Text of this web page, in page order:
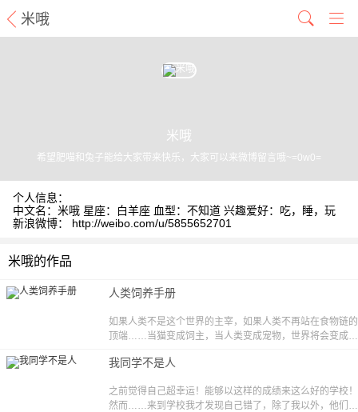
米哦
米哦
希望肥喵和兔子能给大家带来快乐，大家可以来微博留言哦~=0w0=
个人信息：
中文名：米哦 星座：白羊座 血型：不知道 兴趣爱好：吃，睡，玩
新浪微博： http://weibo.com/u/5855652701
米哦的作品
人类饲养手册
如果人类不是这个世界的主宰，如果人类不再站在食物链的
顶端……当猫变成饲主，当人类变成宠物，世界将会变成怎
我同学不是人
之前觉得自己超幸运！能够以这样的成绩来这么好的学校！
然而……来到学校我才发现自己错了，除了我以外，他们都